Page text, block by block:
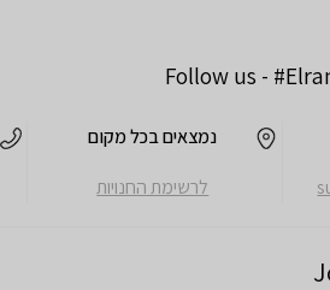
Follow us -
נמצאים בכל מקום
לרשימת החנויות